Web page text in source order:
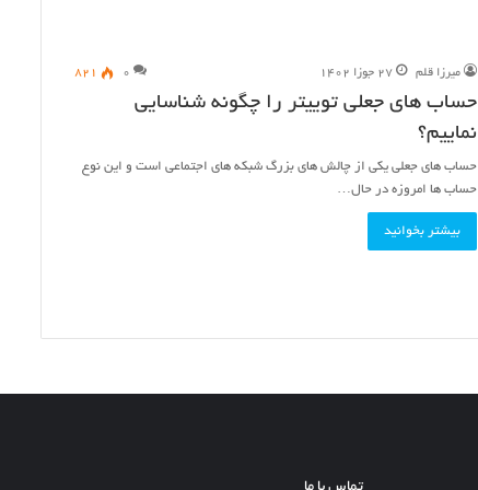
میرزا قلم ۲۷ جوزا ۱۴۰۲ ۰ ۸۲۱
حساب های جعلی توییتر را چگونه شناسایی
نماییم؟
حساب های جعلی یکی از چالش های بزرگ شبکه های اجتماعی است و این نوع
حساب ها امروزه در حال…
بیشتر بخوانید